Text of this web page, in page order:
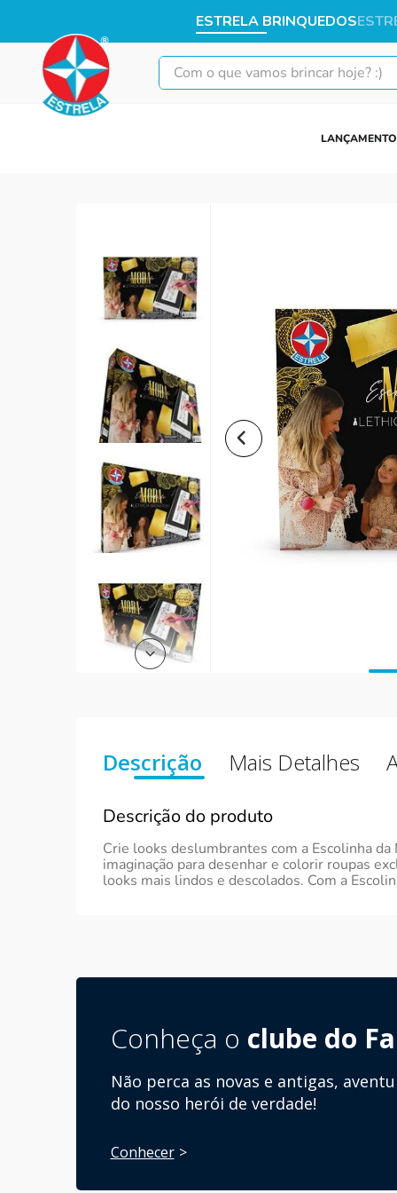
ESTRELA BRINQUEDOS
Com o que vamos brincar hoje? :)
Descrição Mais Detalhes
Descrição do produto
Crie looks deslumbrantes com a Escolinha
imaginação para desenhar e colorir roupas
looks mais lindos e descolados. Com a
Conheça o clube do
Não perca as novas e antigas,
do nosso herói de verdade!
Conhecer